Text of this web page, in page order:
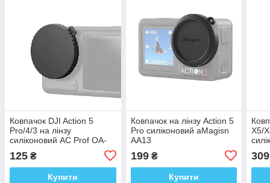
Ковпачок DJI Action 5
Pro/4/3 на лінзу
силіконовий AC Prof OA-
125 ₴
Купити
Ковпачок на лінзу Action 5
Pro силіконовий aMagisn
AA13
199₴
Купити
X5/
309